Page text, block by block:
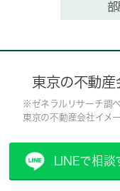
部
東京の不動
※ゼネラルリサーチ調べ
東京の不動産会社イメ
LINEで相談